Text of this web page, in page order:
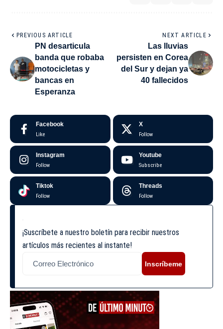
PREVIOUS ARTICLE
PN desarticula
banda que robaba
motocicletas y
bancas en
Esperanza
NEXT ARTICLE
Las lluvias
persisten en Corea
del Sur y dejan ya
40 fallecidos
Facebook
Like
X
Follow
Instagram
Follow
Youtube
Subscribe
Tiktok
Follow
Threads
Follow
¡Suscríbete a nuestro boletín para recibir nuestros
artículos más recientes al instante!
Inscríbeme